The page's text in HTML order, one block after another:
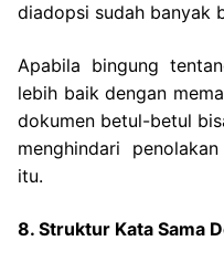
diadopsi sudah banyak
Apabila bingung
lebih baik dengan
dokumen betul-betul
menghindari
itu.
8. Struktur Kata Sama